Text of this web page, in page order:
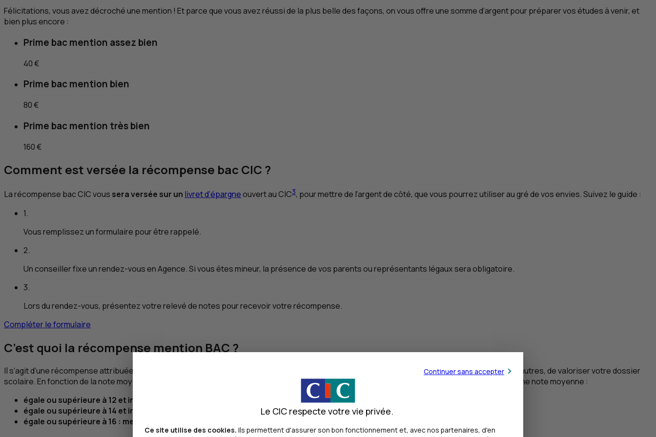
Félicitations, vous avez décroché une mention ! Et parce que vous avez réussi de la plus belle des façons, on vous offre une somme d’argent pour préparer vos études à venir, et
bien plus encore :
Prime bac mention assez bien
40 €
Prime bac mention bien
80 €
Prime bac mention très bien
160 €
Comment est versée la récompense bac CIC ?
La récompense bacCICvous sera versée sur un livret d’épargneouvert auCIC3, pour mettre de l’argent de côté, que vous pourrez utiliser au gré de vos envies. Suivez le guide :
1.
Vous remplissez un formulaire pour être rappelé.
2.
Un conseiller fixe un rendez-vous en Agence. Si vous êtes mineur, la présence de vos parents ou représentants légaux sera obligatoire.
3.
Lors du rendez-vous, présentez votre relevé de notes pour recevoir votre récompense.
Compléter le formulaire
C’est quoi la récompense mention BAC ?
Il s’agit d’une récompense attribuée aux bacheliers ayant obtenu leur examen du baccalauréat avec une mention. Cette mention permet, entre autres, de valoriser votre dossier
scolaire. En fonction de la note moyenne obtenue lors de vos épreuves du bac, vous recevez une mention allant d’assez bien à très bien. Pour une note moyenne :
égale ou supérieure à 12 et inférieure à 14 : mention assez bien
égale ou supérieure à 14 et inférieure à 16 : mention bien
égale ou supérieure à 16 : mention très bien.
Continuer sans accepter
Le CIC respecte votre vie privée.
Ce site utilise des cookies. Ils permettent d'assurer son bon fonctionnement et, avec nos partenaires, d'en